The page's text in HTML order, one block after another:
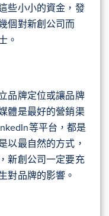
些小小的資金，發
個對新創公司而
。
品牌定位或讓品牌
體是最好的營銷渠
等平台，都是
以最自然的方式，
新創公司一定要充
對品牌的影響。